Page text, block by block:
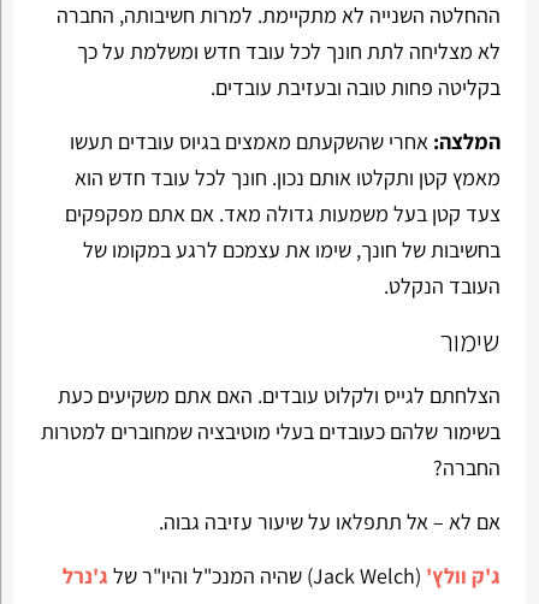
ההחלטה השנייה לא מתקיימת. למרות חשיבותה, החברה
לא מצליחה לתת חונך לכל עובד חדש ומשלמת על כך
בקליטה פחות טובה ובעזיבת עובדים.
המלצה: אחרי שהשקעתם מאמצים בגיוס עובדים תעשו
מאמץ קטן ותקלטו אותם נכון. חונך לכל עובד חדש הוא
צעד קטן בעל משמעות גדולה מאד. אם אתם מפקפקים
בחשיבות של חונך, שימו את עצמכם לרגע במקומו של
העובד הנקלט.
שימור
הצלחתם לגייס ולקלוט עובדים. האם אתם משקיעים כעת
בשימור שלהם כעובדים בעלי מוטיבציה שמחוברים למטרות
החברה?
אם לא – אל תתפלאו על שיעור עזיבה גבוה.
ג'ק וולץ' (Jack Welch) שהיה המנכ"ל והיו"ר של
ג'נרל